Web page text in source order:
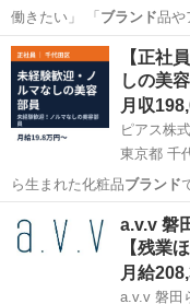
働きたい」 「 ブランド品や
品、貴金属、美術… サポ
愛知 名古屋市 その
【正社
しの美
月収
ピアス株
東京都 千
ら生まれた化粧品ブランド
として、 皮膚… やりがい
じまり? … アスグループ」
サ
a.v.v 磐
【残業
月給
a.v.v 磐田